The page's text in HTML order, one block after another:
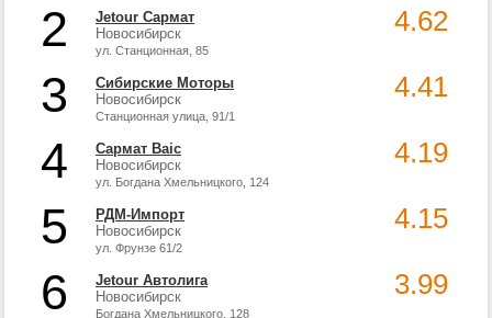
2
Jetour Сармат
Новосибирск
ул. Станционная, 85
4.62
3
Сибирские Моторы
Новосибирск
Станционная улица, 91/1
4.41
4
Сармат Baic
Новосибирск
ул. Богдана Хмельницкого, 124
4.19
5
РДМ-Импорт
Новосибирск
ул. Фрунзе 61/2
4.15
6
Jetour Автолига
Новосибирск
Богдана Хмельницкого, 128
3.99